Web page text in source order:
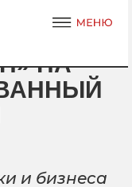
НА
и бизнеса